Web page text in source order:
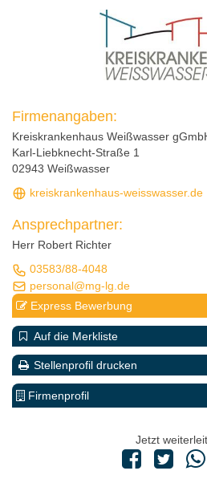
Firmenangaben:
Kreiskrankenhaus Weißwasser
Karl-Liebknecht-Straße 1
02943 Weißwasser
kreiskrankenhaus-weisswasser.de
Ansprechpartner:
Herr Robert Richter
03583/88-4048
personal@mg-lg.de
Express Bewerbung
Auf die Merkliste
Stellenprofil drucken
Firmenprofil
Jetzt